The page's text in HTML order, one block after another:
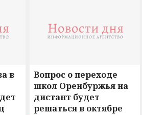
в
Вопрос о переходе
школ Оренбуржья на
дистант будет
решаться в октябре